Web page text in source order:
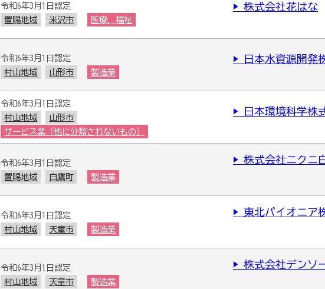
令和6年3月1日認定
置賜地域
米沢市 医療，福祉
▶ 株式会社花はな
令和6年3月1日認定
村山地域
山形市 製造業
▶ 日本水資源開発
令和6年3月1日認定
村山地域
山形市
サービス業（他に分類されないもの）
▶ 日本環境科学株
令和6年3月1日認定
置賜地域
白鷹町 製造業
▶ 株式会社ニクニ
令和6年3月1日認定
村山地域
天童市 製造業
▶ 東北パイオニア
令和6年3月1日認定
村山地域
天童市 製造業
▶ 株式会社デンソ